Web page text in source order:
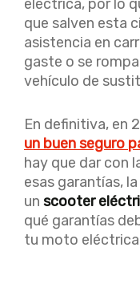
eléctrica, por lo
que salven esta
asistencia en
gaste o se
vehículo de
En definitiva, en
un buen seguro
hay que dar con
esas garantías,
un scooter
qué garantías
tu moto